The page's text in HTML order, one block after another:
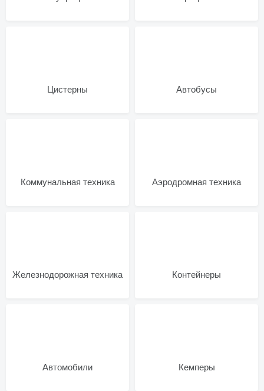
Цистерны Автобусы
Коммунальная техника Аэродромная техника
Железнодорожная техника Контейнеры
Автомобили Кемперы